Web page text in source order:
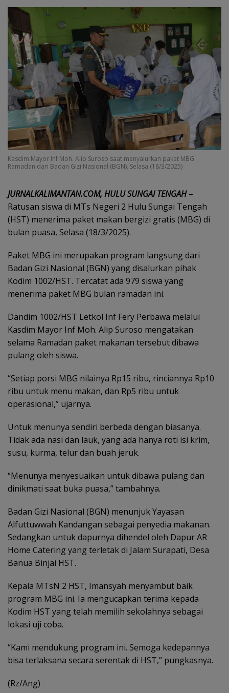
Kasdim Mayor Inf Moh. Alip Suroso saat menyalurkan paket MBG
Ramadan dari Badan Gizi Nasional (BGN). Selasa (18/3/2025)
JURNALKALIMANTAN.COM, HULU SUNGAI TENGAH–
Ratusan siswa di MTs Negeri 2 Hulu Sungai Tengah
(HST) menerima paket makan bergizi gratis (MBG) di
bulan puasa, Selasa (18/3/2025).
Paket MBG ini merupakan program langsung dari
Badan Gizi Nasional (BGN) yang disalurkan pihak
Kodim 1002/HST. Tercatat ada 979 siswa yang
menerima paket MBG bulan ramadan ini.
Dandim 1002/HST Letkol Inf Fery Perbawa melalui
Kasdim Mayor Inf Moh. Alip Suroso mengatakan
selama Ramadan paket makanan tersebut dibawa
pulang oleh siswa.
“Setiap porsi MBG nilainya Rp15 ribu, rinciannya Rp10
ribu untuk menu makan, dan Rp5 ribu untuk
operasional,” ujarnya.
Untuk menunya sendiri berbeda dengan biasanya.
Tidak ada nasi dan lauk, yang ada hanya roti isi krim,
susu, kurma, telur dan buah jeruk.
“Menunya menyesuaikan untuk dibawa pulang dan
dinikmati saat buka puasa,” tambahnya.
Badan Gizi Nasional (BGN) menunjuk Yayasan
Alfuttuwwah Kandangan sebagai penyedia makanan.
Sedangkan untuk dapurnya dihendel oleh Dapur AR
Home Catering yang terletak di Jalam Surapati, Desa
Banua Binjai HST.
Kepala MTsN 2 HST, Imansyah menyambut baik
program MBG ini. Ia mengucapkan terima kepada
Kodim HST yang telah memilih sekolahnya sebagai
lokasi uji coba.
“Kami mendukung program ini. Semoga kedepannya
bisa terlaksana secara serentak di HST,” pungkasnya.
(Rz/Ang)